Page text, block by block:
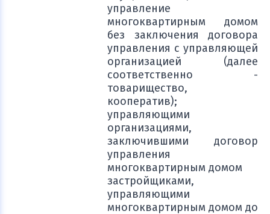
управление
многоквартирным домом
без заключения договора
управления с управляющей
организацией (далее
соответственно -
товарищество,
кооператив);
управляющими
организациями,
заключившими договор
управления
многоквартирным домом
застройщиками,
управляющими
многоквартирным домом до